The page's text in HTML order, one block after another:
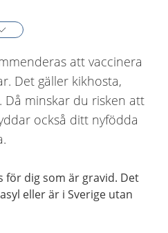
att vaccinera
Det gäller kikhosta,
Då minskar du risken att
också ditt nyfödda
för dig som är gravid. Det
eller är i Sverige utan